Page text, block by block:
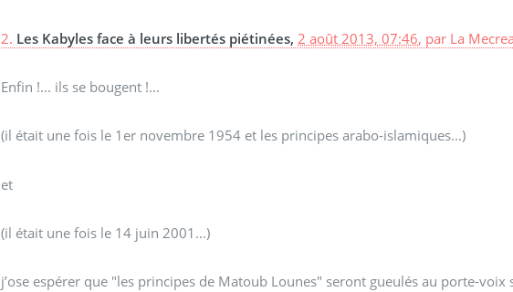
2. Les Kabyles face à leurs libertés piétinées, 2 août 2013, 07:46, par La
Enfin !... ils se bougent !...
(il était une fois le 1er novembre 1954 et les principes arabo-islamiques...)
et
(il était une fois le 14 juin 2001...)
j’ose espérer que "les principes de Matoub Lounes" seront gueulés au porte-